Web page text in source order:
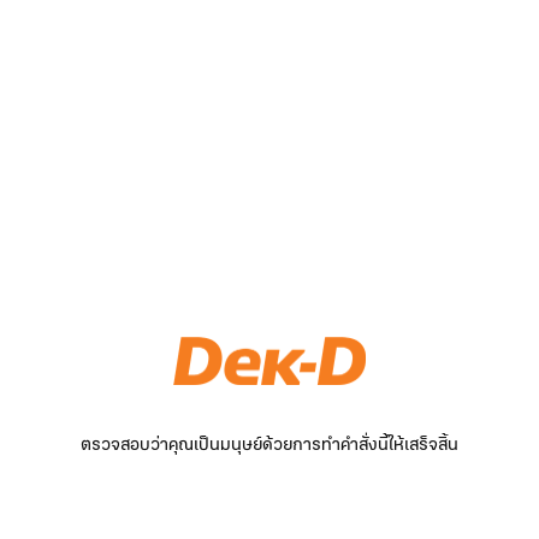
ตรวจสอบว่าคุณเป็นมนุษย์ด้วยการทำคำสั่งนี้ให้เสร็จสิ้น